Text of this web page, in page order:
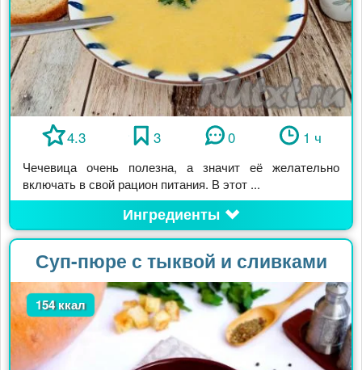
4.3 3 0 1 ч
Чечевица очень полезна, а значит её желательно
включать в свой рацион питания. В этот ...
Ингредиенты
Суп-пюре с тыквой и сливками
154 ккал